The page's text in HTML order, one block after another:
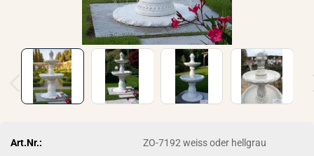
Art.Nr.:
ZO-7192 weiss oder hellgrau